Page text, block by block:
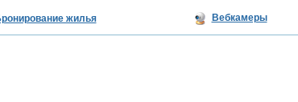
жилья Вебкамеры